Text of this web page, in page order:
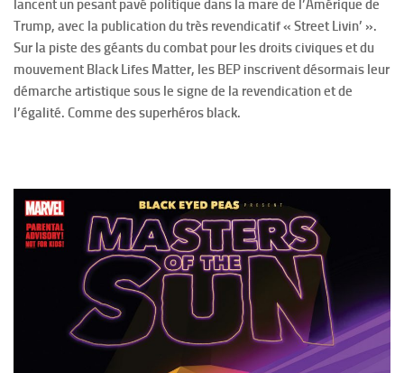
lancent un pesant pavé politique dans la mare de l’Amérique de
Trump, avec la publication du très revendicatif « Street Livin’ ».
Sur la piste des géants du combat pour les droits civiques et du
mouvement Black Lifes Matter, les BEP inscrivent désormais leur
démarche artistique sous le signe de la revendication et de
l’égalité. Comme des superhéros black.